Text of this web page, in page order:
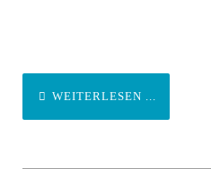
WEITERLESEN ...